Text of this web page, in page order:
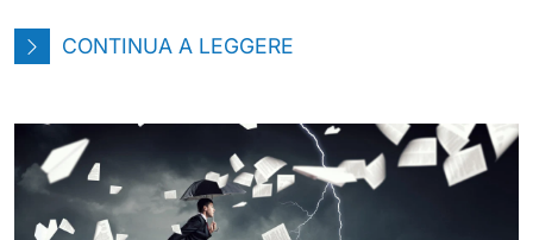
CONTINUA A LEGGERE